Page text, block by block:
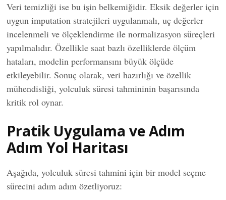
Veri temizliği ise bu işin belkemiğidir. Eksik değerler için
uygun imputation stratejileri uygulanmalı, uç değerler
incelenmeli ve ölçeklendirme ile normalizasyon süreçleri
yapılmalıdır. Özellikle saat bazlı özelliklerde ölçüm
hataları, modelin performansını büyük ölçüde
etkileyebilir. Sonuç olarak, veri hazırlığı ve özellik
mühendisliği, yolculuk süresi tahmininin başarısında
kritik rol oynar.
Pratik Uygulama ve Adım
Adım Yol Haritası
Aşağıda, yolculuk süresi tahmini için bir model seçme
sürecini adım adım özetliyoruz: